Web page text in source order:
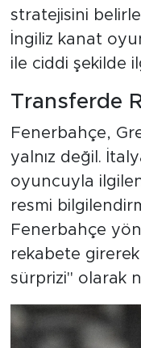
stratejisini
İngiliz kanat
ile ciddi şekilde
Transferde
Fenerbahçe,
yalnız değil.
oyuncuyla
resmi
Fenerbahçe
rekabete
sürprizi" olarak